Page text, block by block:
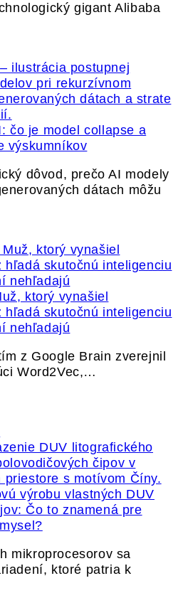
gigant Alibaba
čo je model collapse a
výskumníkov
dôvod, prečo AI modely
dátach môžu
ktorý vynašiel
hľadá skutočnú inteligenciu
nehľadajú
z Google Brain zverejnil
Word2Vec,…
výrobu vlastných DUV
Čo to znamená pre
mikroprocesorov sa
ktoré patria k